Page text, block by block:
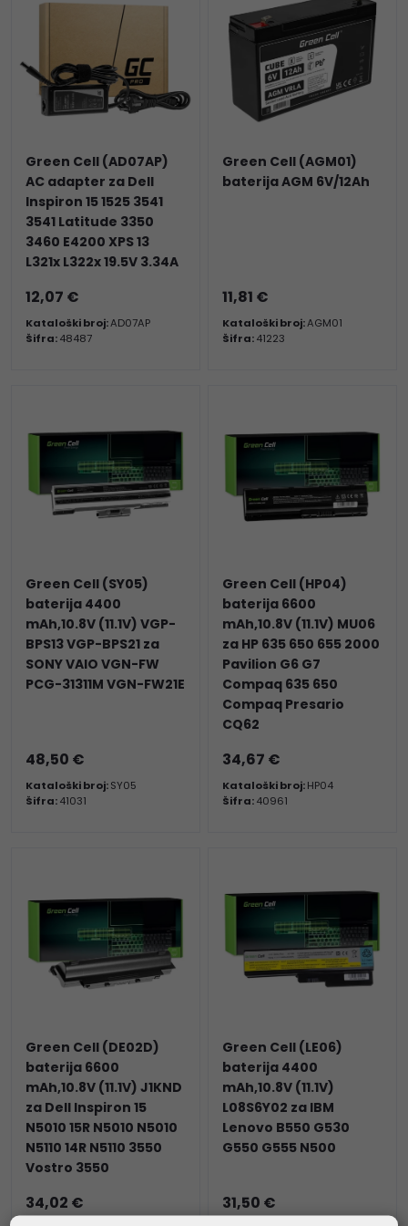
Green Cell (AD07AP)
AC adapter za Dell
Inspiron 15 1525 3541
3541 Latitude 3350
3460 E4200 XPS 13
L321x L322x 19.5V 3.34A
12,07 €
Kataloški broj:AD07AP
Šifra:48487
Green Cell (AGM01)
baterija AGM 6V/12Ah
11,81 €
Kataloški broj:AGM01
Šifra:41223
Green Cell (SY05)
baterija 4400
mAh,10.8V (11.1V) VGP-
BPS13 VGP-BPS21 za
SONY VAIO VGN-FW
PCG-31311M VGN-FW21E
48,50 €
Kataloški broj:SY05
Šifra:41031
Green Cell (HP04)
baterija 6600
mAh,10.8V (11.1V) MU06
za HP 635 650 655 2000
Pavilion G6 G7
Compaq 635 650
Compaq Presario
CQ62
34,67 €
Kataloški broj:HP04
Šifra:40961
Green Cell (DE02D)
baterija 6600
mAh,10.8V (11.1V) J1KND
za Dell Inspiron 15
N5010 15R N5010 N5010
N5110 14R N5110 3550
Vostro 3550
34,02 €
Green Cell (LE06)
baterija 4400
mAh,10.8V (11.1V)
L08S6Y02 za IBM
Lenovo B550 G530
G550 G555 N500
31,50 €